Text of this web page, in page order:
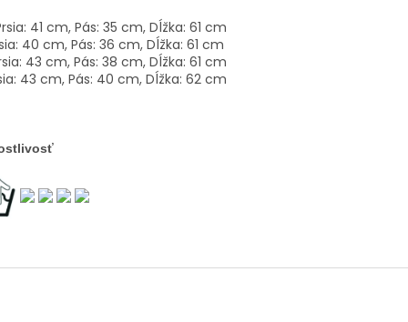
41 cm, Pás: 35 cm, Dĺžka: 61 cm
40 cm, Pás: 36 cm, Dĺžka: 61 cm
43 cm, Pás: 38 cm, Dĺžka: 61 cm
43 cm, Pás: 40 cm, Dĺžka: 62 cm